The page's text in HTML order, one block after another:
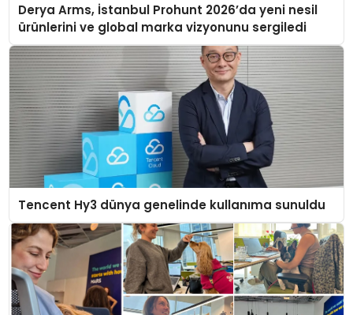
Derya Arms, İstanbul Prohunt 2026’da yeni nesil
ürünlerini ve global marka vizyonunu sergiledi
Tencent Hy3 dünya genelinde kullanıma sunuldu